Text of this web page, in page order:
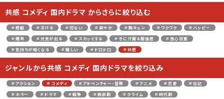
共感 コメディ 国内ドラマ からさらに絞り込む
＃感動 ＃泣ける ＃切ない ＃爽やか ＃胸キュン ＃ワクワク
＃ハッピー
＃爆笑
＃元気が出る ＃スカッとする ＃手に汗握る緊張感
＃放心状態
＃気持ちが暗くなる
＃難しい ＃ドロドロ ＃共感
ジャンルから共感 コメディ 国内ドラマを絞り込み
＃アクション ＃コメディ ＃アドベンチャー・冒険 ＃アニメ ＃恋愛
＃伝記
＃ホラー
＃ドラマ ＃戦争 ＃西部劇 ＃クライム
＃時代劇